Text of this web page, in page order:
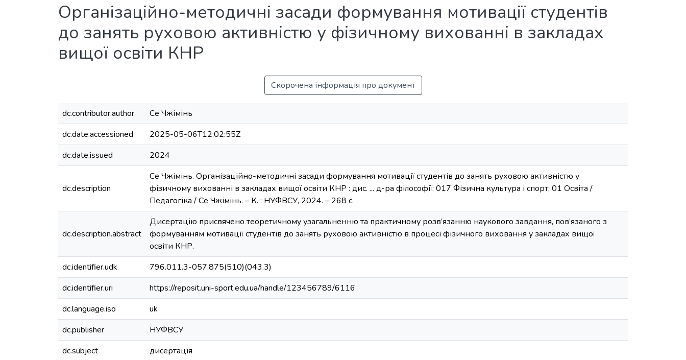
Організаційно-методичні засади формування мотивації студентів
до занять руховою активністю у фізичному вихованні в закладах
вищої освіти КНР
Скорочена інформація про документ
dc.contributor.author
Cе Чжімінь
dc.date.accessioned
2025-05-06T12:02:55Z
dc.date.issued
2024
dc.description
Cе Чжімінь. Організаційно-методичні засади формування мотивації студентів до занять руховою активністю у
фізичному вихованні в закладах вищої освіти КНР : дис. ... д-ра філософії: 017 Фізична культура і спорт; 01 Освіта /
Педагогіка / Cе Чжімінь. – К. : НУФВСУ, 2024. – 268 с.
dc.description.abstract
Дисертацію присвячено теоретичному узагальненню та практичному розв’язанню наукового завдання, пов’язаного з
формуванням мотивації студентів до занять руховою активністю в процесі фізичного виховання у закладах вищої
освіти КНР.
dc.identifier.udk
796.011.3-057.875(510)(043.3)
dc.identifier.uri
https://reposit.uni-sport.edu.ua/handle/123456789/6116
dc.language.iso
uk
dc.publisher
НУФВСУ
dc.subject
дисертація